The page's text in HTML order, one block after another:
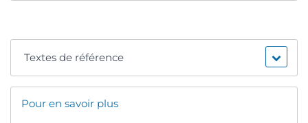
Textes de référence
Pour en savoir plus